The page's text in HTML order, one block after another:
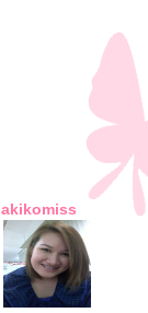
akikomiss